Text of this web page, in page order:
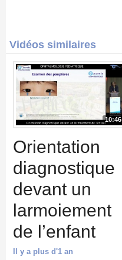
Vidéos similaires
10:46
Orientation
diagnostique
devant un
larmoiement
de l’enfant
Il y a plus d'1 an